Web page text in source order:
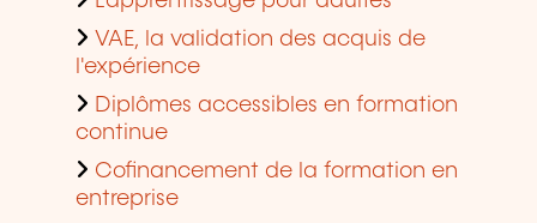
VAE, la validation des acquis de
l'expérience
Diplômes accessibles en formation
continue
Cofinancement de la formation en
entreprise